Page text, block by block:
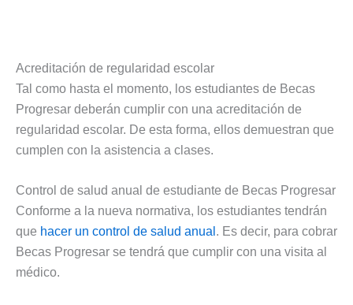
Acreditación de regularidad escolar
Tal como hasta el momento, los estudiantes de Becas
Progresar deberán cumplir con una acreditación de
regularidad escolar. De esta forma, ellos demuestran que
cumplen con la asistencia a clases.
Control de salud anual de estudiante de Becas Progresar
Conforme a la nueva normativa, los estudiantes tendrán
que hacer un control de salud anual . Es decir, para cobrar
Becas Progresar se tendrá que cumplir con una visita al
médico.